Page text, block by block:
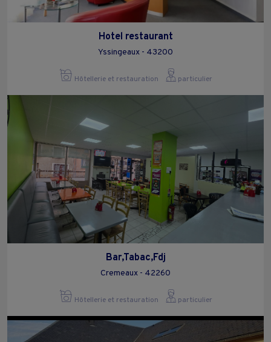
Hotel restaurant
Yssingeaux - 43200
Hôtellerie et restauration particulier
Bar,Tabac,Fdj
Cremeaux - 42260
Hôtellerie et restauration particulier